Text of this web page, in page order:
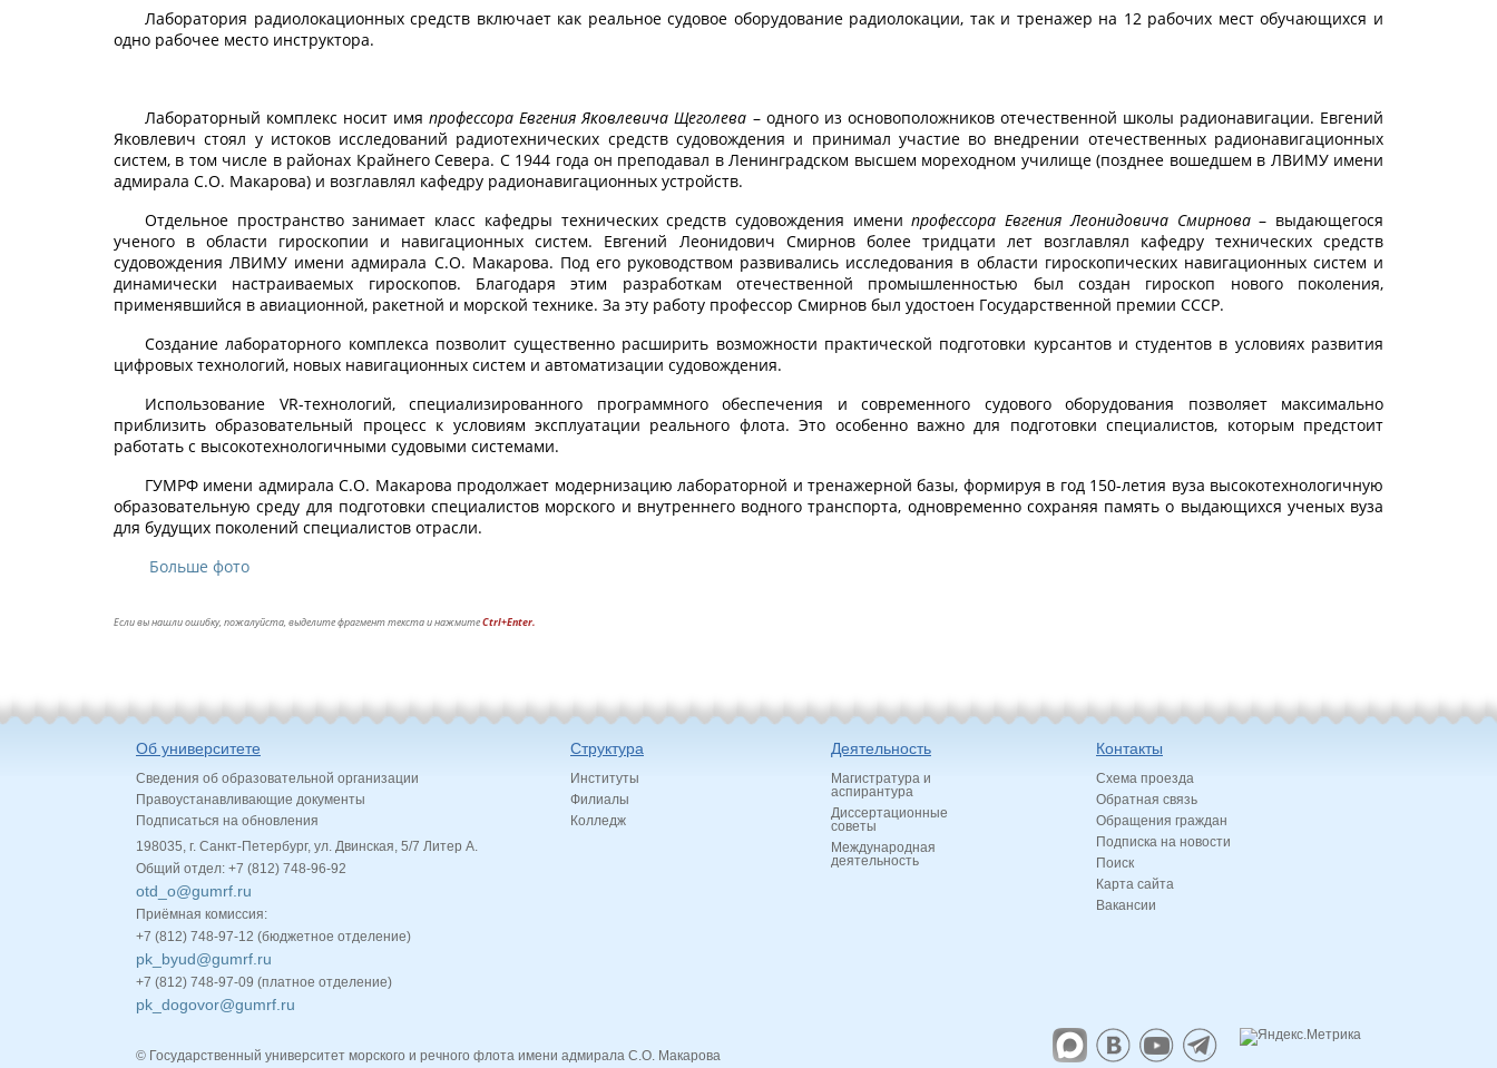
Лаборатория радиолокационных средств включает как реальное судовое оборудование радиолокации, так и тренажер на 12 рабочих мест обучающихся и
одно рабочее место инструктора.
Лабораторный комплекс носит имяпрофессора Евгения Яковлевича Щеголева – одного из основоположников отечественной школы радионавигации. Евгений
Яковлевич стоял у истоков исследований радиотехнических средств судовождения и принимал участие во внедрении отечественных радионавигационных
систем, в том числе в районах Крайнего Севера. С 1944 года он преподавал в Ленинградском высшем мореходном училище (позднее вошедшем в ЛВИМУ имени
адмирала С.О. Макарова) и возглавлял кафедру радионавигационных устройств.
Отдельное пространство занимает класс кафедры технических средств судовождения именипрофессора Евгения Леонидовича Смирнова– выдающегося
ученого в области гироскопии и навигационных систем. Евгений Леонидович Смирнов более тридцати лет возглавлял кафедру технических средств
судовождения ЛВИМУ имени адмирала С.О. Макарова. Под его руководством развивались исследования в области гироскопических навигационных систем и
динамически настраиваемых гироскопов. Благодаря этим разработкам отечественной промышленностью был создан гироскоп нового поколения,
применявшийся в авиационной, ракетной и морской технике. За эту работу профессор Смирнов был удостоен Государственной премии СССР.
Создание лабораторного комплекса позволит существенно расширить возможности практической подготовки курсантов и студентов в условиях развития
цифровых технологий, новых навигационных систем и автоматизации судовождения.
Использование VR-технологий, специализированного программного обеспечения и современного судового оборудования позволяет максимально
приблизить образовательный процесс к условиям эксплуатации реального флота. Это особенно важно для подготовки специалистов, которым предстоит
работать с высокотехнологичными судовыми системами.
ГУМРФ имени адмирала С.О. Макарова продолжает модернизацию лабораторной и тренажерной базы, формируя в год 150-летия вуза высокотехнологичную
образовательную среду для подготовки специалистов морского и внутреннего водного транспорта, одновременно сохраняя память о выдающихся ученых вуза
для будущих поколений специалистов отрасли.
Больше фото
Если вы нашли ошибку, пожалуйста, выделите фрагмент текста и нажмитеCtrl+Enter.
Об университете
Сведения об образовательной организации
Правоустанавливающие документы
Подписаться на обновления
198035, г. Санкт-Петербург, ул. Двинская, 5/7 Литер А.
Общий отдел: +7 (812) 748-96-92
otd_o@gumrf.ru
Приёмная комиссия:
+7 (812) 748-97-12 (бюджетное отделение)
pk_byud@gumrf.ru
+7 (812) 748-97-09 (платное отделение)
pk_dogovor@gumrf.ru
Структура
Институты
Филиалы
Колледж
Деятельность
Магистратура и
аспирантура
Диссертационные
советы
Международная
деятельность
Контакты
Схема проезда
Обратная связь
Обращения граждан
Подписка на новости
Поиск
Карта сайта
Вакансии
© Государственный университет морского и речного флота имени адмирала С.О. Макарова